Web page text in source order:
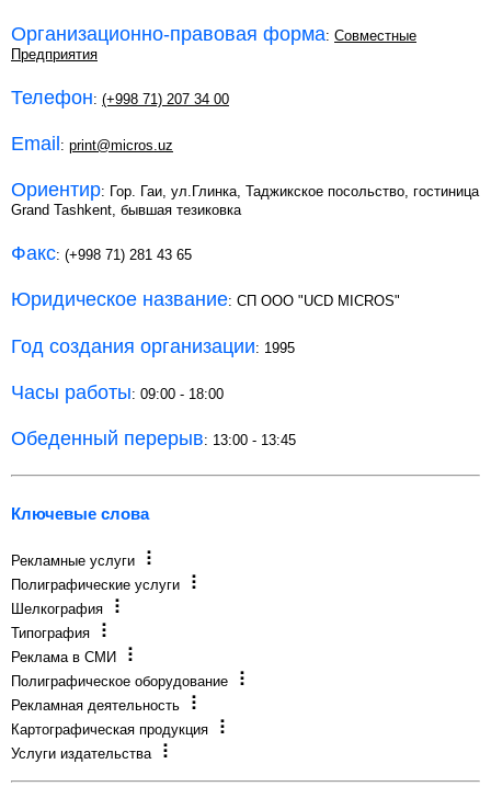
Организационно-правовая форма: Совместные
Предприятия
Телефон: (+998 71) 207 34 00
Email : print@micros.uz
Ориентир: Гор. Гаи, ул.Глинка, Таджикское посольство, гостиница
Grand Tashkent, бывшая тезиковка
Факс: (+998 71) 281 43 65
Юридическое название: СП OOO "UCD MICROS"
Год создания организации: 1995
Часы работы: 09:00 - 18:00
Обеденный перерыв: 13:00 - 13:45
Ключевые слова
Рекламные услуги
Полиграфические услуги
Шелкография
Типография
Реклама в СМИ
Полиграфическое оборудование
Рекламная деятельность
Картографическая продукция
Услуги издательства